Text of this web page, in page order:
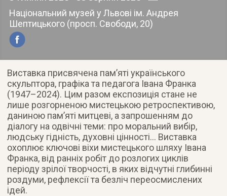
Національний музей у Львові ім. Андрея
Шептицького (просп. Свободи, 20)
Виставка присвячена памʼяті українського
скульптора, графіка та педагога Івана Франка
(1947–2024). Цим разом експозиція стане не
лише розгорненою мистецькою ретроспективою,
даниною пам’яті митцеві, а запрошенням до
діалогу на одвічні теми: про моральний вибір,
людську гідність, духовні цінності… Виставка
охоплює ключові віхи мистецького шляху Івана
Франка, від ранніх робіт до розлогих циклів
періоду зрілої творчості, в яких відчутні глибинні
роздуми, рефлексії та безліч переосмислених
ідей.